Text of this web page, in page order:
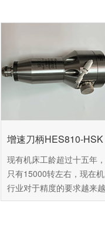
增速刀柄HES810-
现有机床工龄超过十五年
只有15000转左右，现在
行业对于精度的要求越来
这台机床已经难以达到用